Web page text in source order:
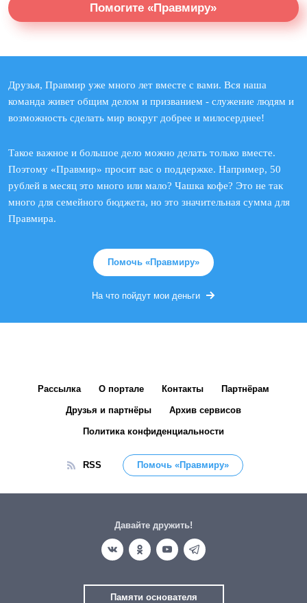
Помогите «Правмиру»
Друзья, Правмир уже много лет вместе с вами. Вся наша
команда живет общим делом и призванием - служение людям и
возможность сделать мир вокруг добрее и милосерднее!
Такое важное и большое дело можно делать только вместе.
Поэтому «Правмир» просит вас о поддержке. Например, 50
рублей в месяц это много или мало? Чашка кофе? Это не так
много для семейного бюджета, но это значительная сумма для
Правмира.
Помочь «Правмиру»
На что пойдут мои деньги
Рассылка О портале Контакты Партнёрам
Друзья и партнёры Архив сервисов
Политика конфиденциальности
RSS Помочь «Правмиру»
Давайте дружить!
Памяти основателя